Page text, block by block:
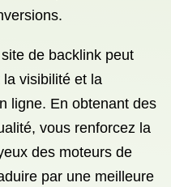
site de backlink peut
visibilité et la
ligne. En obtenant des
vous renforcez la
des moteurs de
par une meilleure